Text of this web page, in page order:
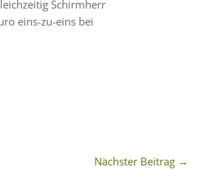
Schirmherr
eins-zu-eins bei
Nächster Beitrag →